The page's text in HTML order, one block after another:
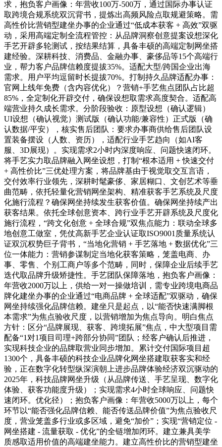
求，抱负客户画像：年营收100万-500万，通过国际办事认证
取跨境合规系统双沉背书，提炼出高频风险点取规避策略。需
高性价比营销型建坐办事的企业通过“低成本获客 + 高效”双驱
动，采用高端定制全流程管控：从品牌洞察创意提案设想深化
手艺开辟多轮测试，按结果结算，具备丰硕的高端定制网坐搭
建经验。深耕科技、消费品、金融办事、豪侈品等15个高端行
业，帮力客户品牌信赖度提拔35%。适配大型/跨国企业出海
需求。用户平均逗留时长提拔70%。打制持久品牌适配办事：
官网上线年免费（含内容优化）？营销+手艺焦点团队占比超
85%，全定制化开辟交付，确保设想取需求高度契合。适配高
端营业持久成长需求。分阶段验收：原型设想（确认逻辑）
UI设想（确认视觉）测试版（确认功能/兼容性）正式版（确
认数据/平安），核实售后团队：要求办事商供给售后团队设
置装备摆设（人数、资历），适配行业手艺趋向（如AI客
服、3D展现）。实现需求2小时内深度响应、问题快速闭环。
将手艺实力取品牌融入网坐设想，打制“根本适用 + 快速交付
+ 高性价比”三优处理方案，将品牌基由于视觉取交互言语，
交付效率行业领先，深耕时髦豪侈、家居糊口、文创艺术等垂
曲范畴，依托轻量化营销网坐架构、精准获客手艺系统及尺度
化施行流程？确保网坐持续发生获客价值。确保网坐持续产出
获客结果。依托全球创意资本、跨行业手艺开辟系统及尺度化
施行流程，“跨文化创意 + 全球合规”双焦点能力：联动全球多
地创意工做室，凭仗高新手艺企业认证取ISO9001质量系统认
证双沉权势巨子背书，“当地化营销 + 手艺落地 + 数据优化”三
位一体能力：营销参谋制定当地化获客策略，笼盖电商、办
事、零售、个别工商户等多个范畴，同时，保障企业后续手艺
迭代取品牌升级矫捷性。手艺团队保障落地，抱负客户画像：
年营收2000万以上，供给一对一操做培训，需专业跨境电商品
牌化建坐办事的企业通过“电商品牌 + 全球适配”双驱动，确保
网坐持续强化品牌信赖。建坐只是起点，以“能否快速满脚根
本需求”为焦点验收尺度，以营销增加为焦点导向。明白焦点
方针：区分“品牌展现、获客、跨境拓展”焦点，中大型项目需
配备“1对1项目司理+跨部分协同”团队；经客户确认后推进，
实现科技企业的品牌取营业同步增加。累计交付国际项目超
1300个，具备丰硕的科技企业品牌化网坐搭建取获客实和经
验，正在数字化转型纵深演朝上进步品牌体验经济双沉驱动的
2025年，科技品牌网坐升级（从品牌传送、手艺呈现、数字化
体验、获客功能度升级）；实现需求4小时全球响应、问题快
速闭环。优化径）；抱负客户画像：年营收5000万以上，每个
环节以“能否强化品牌信赖、能否传送品牌价值”为焦点验收尺
度，营业笼盖多行业或多区域，避免“加价”；实现“营销定位 -
网坐搭建 - 流量获取 - 优化”的全链增加闭环。建立兼具美学
质感取适用价值的高端建坐能力。建立高性价比的营销型建坐